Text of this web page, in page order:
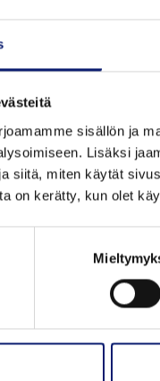
sisällön ja
Lisäksi
siitä, miten käytät
on kerätty, kun olet